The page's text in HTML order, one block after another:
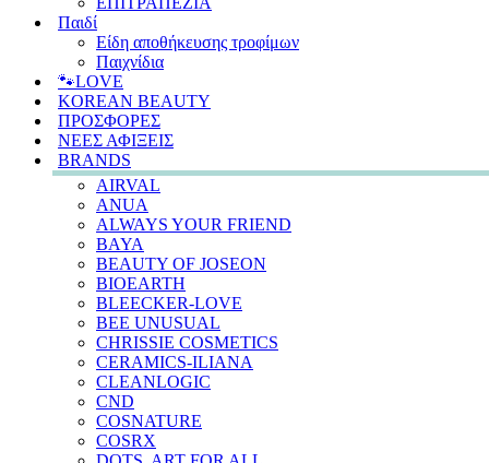
Παιδί
Είδη αποθήκευσης τροφίμων
Παιχνίδια
🐾LOVE
KOREAN BEAUTY
ΠΡΟΣΦΟΡΕΣ
ΝΕΕΣ ΑΦΙΞΕΙΣ
BRANDS
AIRVAL
ANUA
ALWAYS YOUR FRIEND
BAYA
BEAUTY OF JOSEON
BIOEARTH
BLEECKER-LOVE
BEE UNUSUAL
CHRISSIE COSMETICS
CERAMICS-ILIANA
CLEANLOGIC
CND
COSNATURE
COSRX